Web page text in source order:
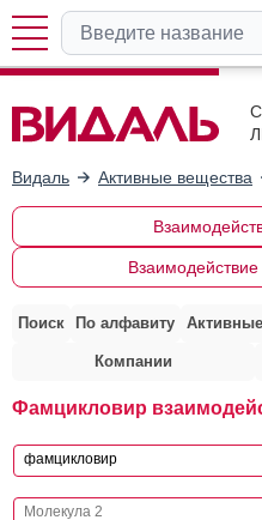
Видаль Активные вещества
Поиск По алфавиту
Компании
Фамцикловир